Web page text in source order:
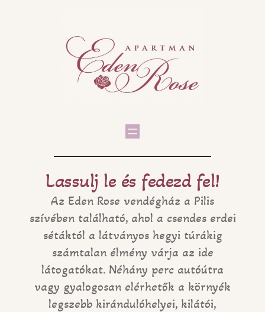
Lassulj le és fedezd fel!
Az Eden Rose vendégház a Pilis
szívében található, ahol a csendes erdei
sétáktól a látványos hegyi túrákig
számtalan élmény várja az ide
látogatókat. Néhány perc autóútra
vagy gyalogosan elérhetők a környék
legszebb kirándulóhelyei, kilátói,